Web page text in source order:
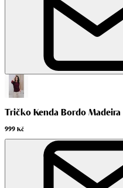
Tričko Kenda Bordo Madeira
999 Kč